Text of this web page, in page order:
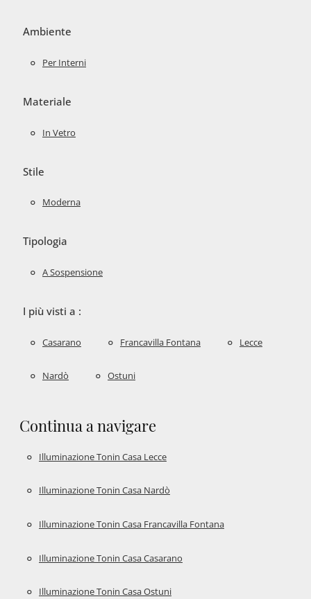
Ambiente
Per Interni
Materiale
In Vetro
Stile
Moderna
Tipologia
A Sospensione
I più visti a :
Casarano Francavilla Fontana Lecce
Nardò Ostuni
Continua a navigare
Illuminazione Tonin Casa Lecce
Illuminazione Tonin Casa Nardò
Illuminazione Tonin Casa Francavilla Fontana
Illuminazione Tonin Casa Casarano
Illuminazione Tonin Casa Ostuni